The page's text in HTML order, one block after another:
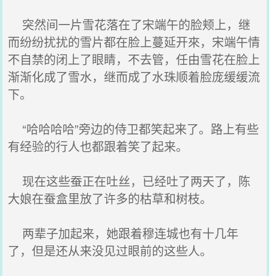
突然间一片雪花落在了宋端午的脸颊上，继
而纷纷扰扰的雪片都在脸上蔓延开來，宋端午情
不自禁的闭上了眼睛，不去管，任由雪花在脸上
渐渐化成了雪水，继而成了水珠顺着脸庞缓缓流
下。
“哈哈哈哈”旁边的侍卫都笑起来了。路上有些
有经验的行人也都跟着笑了起来。
现在这些蚕正在吐丝，已经吐了两天了，陈
大娘在蚕盒里放了许多的枯草和树枝。
两辈子加起来，她跟着穆连城也有十几年
了，但是还从来没见过眼前的这些人。